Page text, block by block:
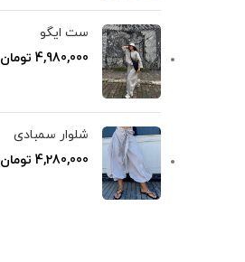
ست ایگو
4,980,000 تومان
شلوار سمبادی
4,280,000 تومان